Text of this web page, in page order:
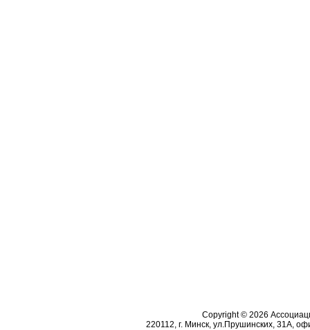
Copyright © 2026
220112, г. Минск, ул.Прушинских, 31А,